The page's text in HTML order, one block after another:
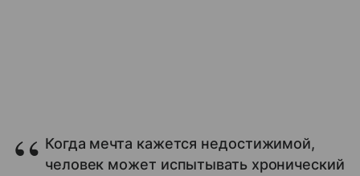
Когда мечта кажется недостижимой,
человек может испытывать хронический